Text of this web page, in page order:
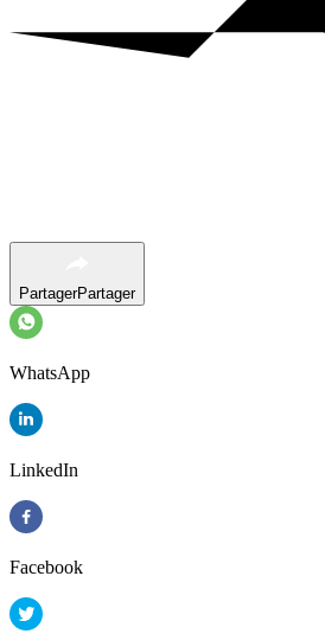
PartagerPartager
WhatsApp
LinkedIn
Facebook